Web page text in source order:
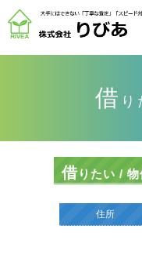
借
借りたい /
住所